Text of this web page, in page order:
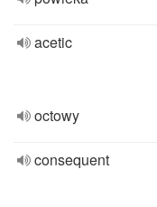
acetic
octowy
consequent